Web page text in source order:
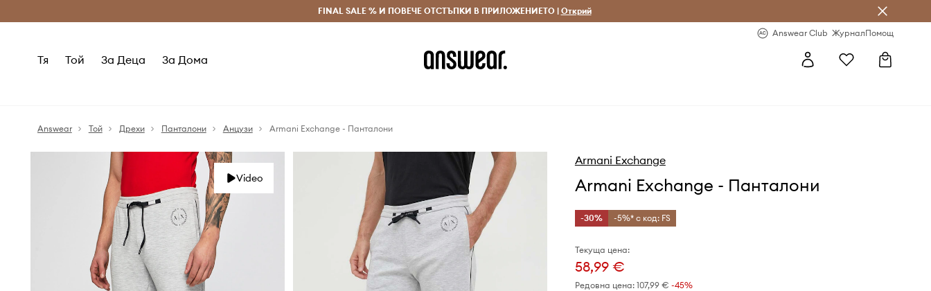
Безплатни доставка и връщане за поръчки над 70 EUR Доставка 1-5 дни
FINAL SALE % И ПОВЕЧЕ ОТСТЪПКИ В ПРИЛОЖЕНИЕТО | Открий
Answear Club ЖурналПомощ
Тя Той За Деца За Дома
Answear Той Дрехи Панталони Анцузи Armani Exchange - Панталони
Video
Armani Exchange
Armani Exchange - Панталони
-30% -5%* с код: FS
Текуща цена:
58,99 €
Редовна цена: 107,99 € -45%